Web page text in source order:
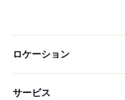
ロケーション
サービス